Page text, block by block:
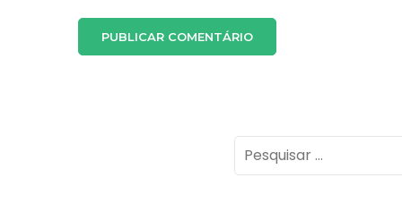
Pesquisar
por: